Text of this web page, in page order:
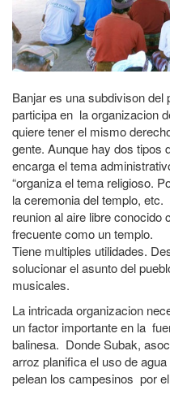
Banjar es una subdivison
participa en la organizacion
quiere tener el mismo
gente. Aunque hay dos tipos
encarga el tema
“organiza el tema religioso.
la ceremonia del templo,
reunion al aire libre conocido
frecuente como un templo.
Tiene multiples utilidades.
solucionar el asunto del
musicales.
La intricada organizacion
un factor importante en la
balinesa. Donde Subak,
arroz planifica el uso de
pelean los campesinos por